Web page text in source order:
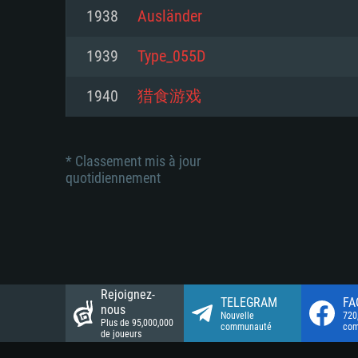
Disque dur: 23.1 Go (client
Disque dur: 62,2 Go (client
Connection: Connexion Internet
Disque dur: 62,2 Go (client
1938 Ausländer
1939 Type_055D
1940 猎食游戏
* Classement mis à jour
quotidiennement
Rejoignez-
nous
Plus de 95,000,000
de joueurs
TELEGRAM
Nouvelle
communauté